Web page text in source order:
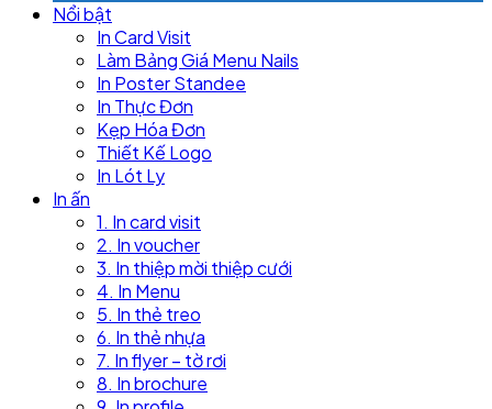
Nổi bật
In Card Visit
Làm Bảng Giá Menu Nails
In Poster Standee
In Thực Đơn
Kẹp Hóa Đơn
Thiết Kế Logo
In Lót Ly
In ấn
1. In card visit
2. In voucher
3. In thiệp mời thiệp cưới
4. In Menu
5. In thẻ treo
6. In thẻ nhựa
7. In flyer – tờ rơi
8. In brochure